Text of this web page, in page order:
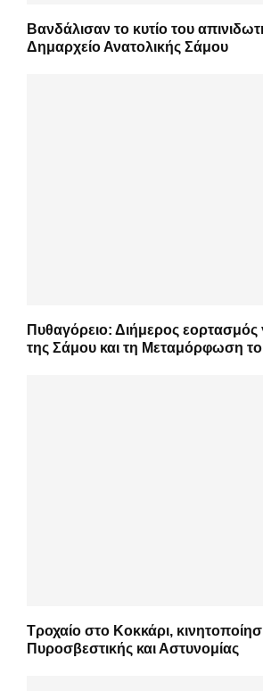
Βανδάλισαν το κυτίο του
Δημαρχείο Ανατολικής Σάμου
Πυθαγόρειο: Διήμερος εορτασμός
της Σάμου και τη Μεταμόρφωση
Τροχαίο στο Κοκκάρι,
Πυροσβεστικής και Αστυνομίας